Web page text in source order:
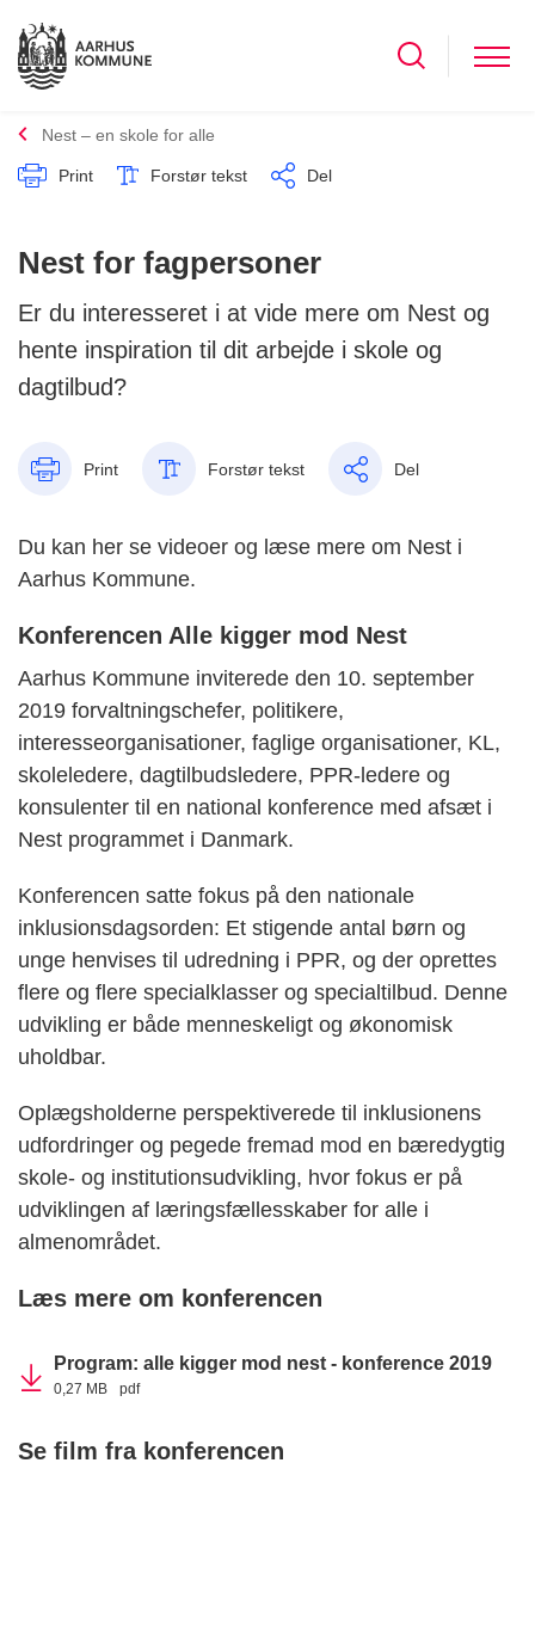
Nest – en skole for alle
Print Forstør tekst Del
Nest for fagpersoner
Er du interesseret i at vide mere om Nest og
hente inspiration til dit arbejde i skole og
dagtilbud?
Print Forstør tekst Del
Du kan her se videoer og læse mere om Nest i
Aarhus Kommune.
Konferencen Alle kigger mod Nest
Aarhus Kommune inviterede den 10. september
2019 forvaltningschefer, politikere,
interesseorganisationer, faglige organisationer, KL,
skoleledere, dagtilbudsledere, PPR-ledere og
konsulenter til en national konference med afsæt i
Nest programmet i Danmark.
Konferencen satte fokus på den nationale
inklusionsdagsorden: Et stigende antal børn og
unge henvises til udredning i PPR, og der oprettes
flere og flere specialklasser og specialtilbud. Denne
udvikling er både menneskeligt og økonomisk
uholdbar.
Oplægsholderne perspektiverede til inklusionens
udfordringer og pegede fremad mod en bæredygtig
skole- og institutionsudvikling, hvor fokus er på
udviklingen af læringsfællesskaber for alle i
almenområdet.
Læs mere om konferencen
Program: alle kigger mod nest - konference 2019
0,27 MB pdf
Se film fra konferencen